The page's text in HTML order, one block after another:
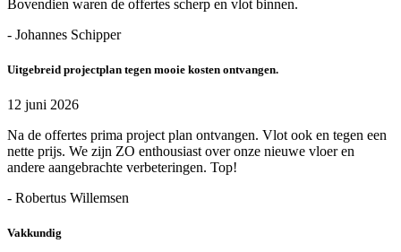
Bovendien waren de offertes scherp en vlot binnen.
- Johannes Schipper
Uitgebreid projectplan tegen mooie kosten ontvangen.
12 juni 2026
Na de offertes prima project plan ontvangen. Vlot ook en tegen een
nette prijs. We zijn ZO enthousiast over onze nieuwe vloer en
andere aangebrachte verbeteringen. Top!
- Robertus Willemsen
Vakkundig